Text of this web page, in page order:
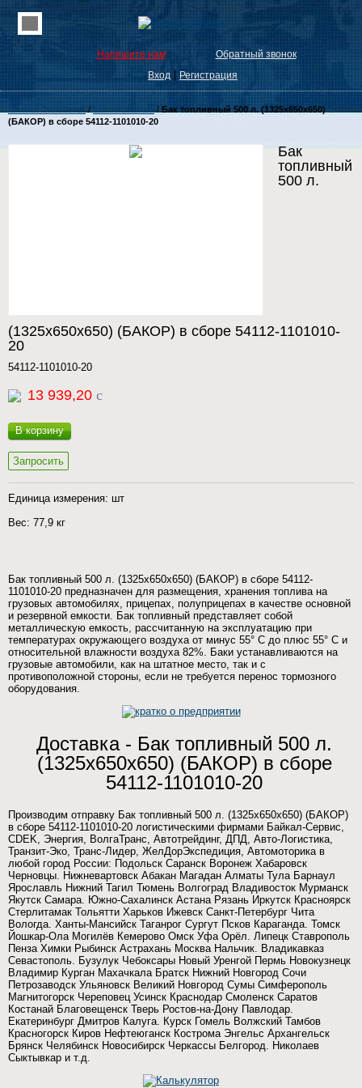
Напишите нам
Обратный звонок
Вход
Регистрация
Каталог Запчастей/Бак топливный/Бак топливный 500 л. (1325х650х650)
(БАКОР) в сборе 54112-1101010-20
Бак
топливный
500 л.
(1325х650х650) (БАКОР) в сборе 54112-1101010-
20
54112-1101010-20
13 939,20 c
В корзину
Запросить
Единица измерения: шт
Вес: 77,9 кг
Бак топливный 500 л. (1325х650х650) (БАКОР) в сборе 54112-
1101010-20 предназначен для размещения, хранения топлива на
грузовых автомобилях, прицепах, полуприцепах в качестве основной
и резервной емкости. Бак топливный представляет собой
металлическую емкость, рассчитанную на эксплуатацию при
температурах окружающего воздуха от минус 55° С до плюс 55° С и
относительной влажности воздуха 82%. Баки устанавливаются на
грузовые автомобили, как на штатное место, так и с
противоположной стороны, если не требуется перенос тормозного
оборудования.
Доставка - Бак топливный 500 л.
(1325х650х650) (БАКОР) в сборе
54112-1101010-20
Производим отправку Бак топливный 500 л. (1325х650х650) (БАКОР)
в сборе 54112-1101010-20 логистическими фирмами Байкал-Сервис,
CDEK, Энергия, ВолгаТранс, Автотрейдинг, ДПД, Авто-Логистика,
Транзит-Эко, Транс-Лидер, ЖелДорЭкспедиция, Автомоторика в
любой город России: Подольск Саранск Воронеж Хабаровск
Черновцы. Нижневартовск Абакан Магадан Алматы Тула Барнаул
Ярославль Нижний Тагил Тюмень Волгоград Владивосток Мурманск
Якутск Самара. Южно-Сахалинск Астана Рязань Иркутск Красноярск
Стерлитамак Тольятти Харьков Ижевск Санкт-Петербург Чита
Вологда. Ханты-Мансийск Таганрог Сургут Псков Караганда. Томск
Йошкар-Ола Могилёв Кемерово Омск Уфа Орёл. Липецк Ставрополь
Пенза Химки Рыбинск Астрахань Москва Нальчик. Владикавказ
Севастополь. Бузулук Чебоксары Новый Уренгой Пермь Новокузнецк
Владимир Курган Махачкала Братск Нижний Новгород Сочи
Петрозаводск Ульяновск Великий Новгород Сумы Симферополь
Магнитогорск Череповец Усинск Краснодар Смоленск Саратов
Костанай Благовещенск Тверь Ростов-на-Дону Павлодар.
Екатеринбург Дмитров Калуга. Курск Гомель Волжский Тамбов
Красногорск Киров Нефтеюганск Кострома Энгельс Архангельск
Брянск Челябинск Новосибирск Черкассы Белгород. Николаев
Сыктывкар и т.д.